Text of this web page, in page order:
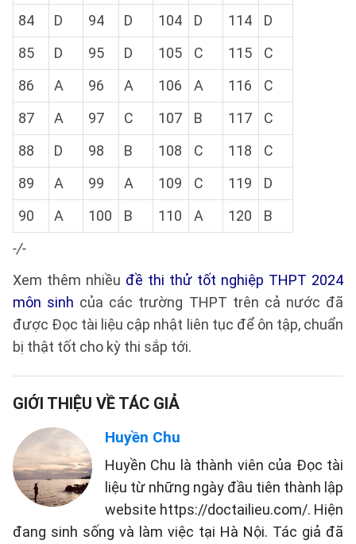
84
D 94 D 104 D 114
D
85
D 95 D 105 C 115
C
86
A 96 A 106 A 116
C
87
A 97 C 107 B 117
C
88
D 98 B 108 C 118
C
89
A 99 A 109 C 119
D
90
A 100 B 110 A 120
B
-/-
Xem thêm nhiều đề thi thử tốt nghiệp THPT 2024
môn sinh của các trường THPT trên cả nước đã
được Đọc tài liệu cập nhật liên tục để ôn tập, chuẩn
bị thật tốt cho kỳ thi sắp tới.
GIỚI THIỆU VỀ TÁC GIẢ
Huyền Chu
Huyền Chu là thành viên của Đọc tài
liệu từ những ngày đầu tiên thành lập
website https://doctailieu.com/. Hiện
đang sinh sống và làm việc tại Hà Nội. Tác giả đã